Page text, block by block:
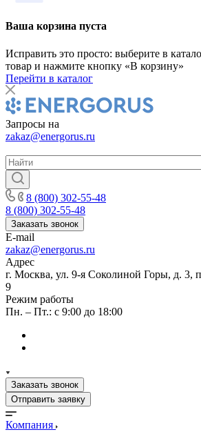
Ваша корзина пуста
Исправить это просто: выберите в
товар и нажмите кнопку «В корзину»
Перейти в каталог
Запросы на
zakaz@energorus.ru
8 (800) 302-55-48
8 (800) 302-55-48
Заказать звонок
E-mail
zakaz@energorus.ru
Адрес
г. Москва, ул. 9-я Соколиной Горы, д. 3,
9
Режим работы
Пн. – Пт.: с 9:00 до 18:00
Заказать звонок
Отправить заявку
Компания